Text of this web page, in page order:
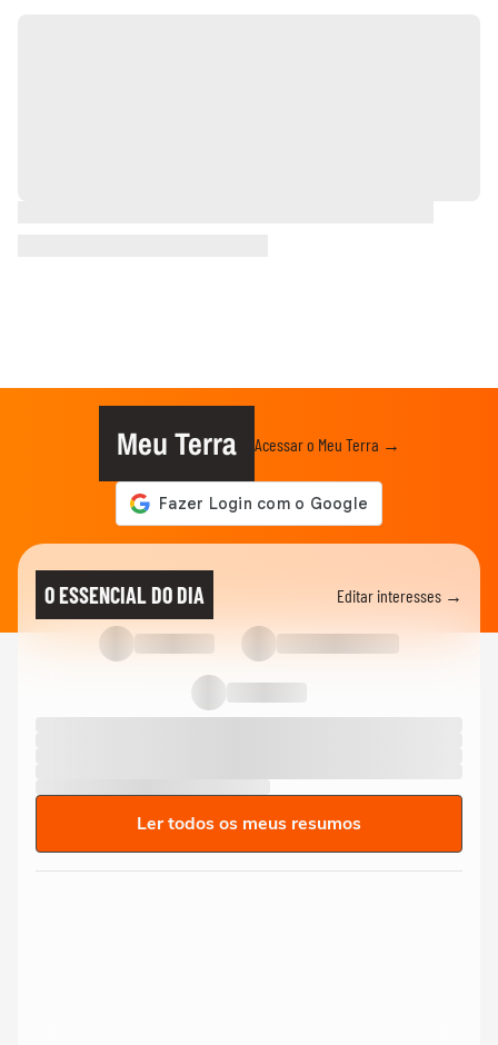
Meu Terra Acessar o Meu Terra →
O ESSENCIAL DO DIA Editar interesses →
Ler todos os meus resumos